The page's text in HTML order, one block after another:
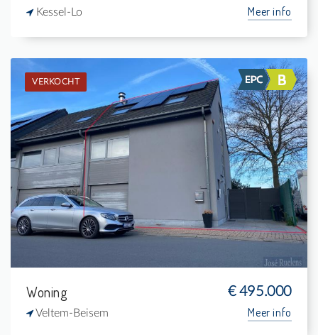
Kessel-Lo Meer info
VERKOCHT
Verkocht: Woning
232 m²
1
196 m²
Woning € 495.000
Veltem-Beisem Meer info